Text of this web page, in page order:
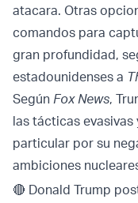
atacara. Otras
comandos para
gran profundidad,
estadounidenses a
Según Fox News,
las tácticas
particular por su
ambiciones
🔴 Donald Trump